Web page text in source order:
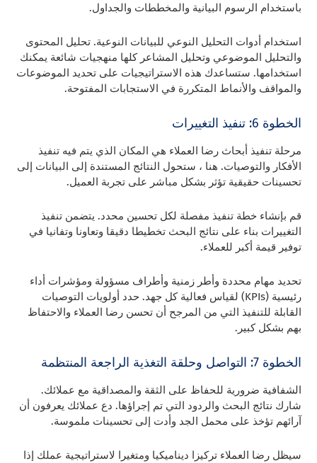
باستخدام الرسوم البيانية والمخططات والجداول.
استخدام أدوات التحليل النوعي للبيانات النوعية. تحليل المحتوى
والتحليل الموضوعي وتحليل المشاعر كلها منهجيات شائعة يمكنك
استخدامها. ستساعدك هذه الاستراتيجيات على تحديد الموضوعات
والمواقف والأنماط المتكررة في الاستجابات المفتوحة.
الخطوة 6: تنفيذ التغييرات
مرحلة تنفيذ أبحاث رضا العملاء هي المكان الذي يتم فيه تنفيذ
الأفكار والتوصيات. هنا ، ستحول النتائج المستندة إلى البيانات إلى
تحسينات حقيقية تؤثر بشكل مباشر على تجربة العميل.
قم بإنشاء خطة تنفيذ مفصلة لكل تحسين محدد. يتضمن تنفيذ
التغييرات بناء على نتائج البحث تخطيطا دقيقا وتعاونا وتفانيا في
توفير قيمة أكبر للعملاء.
تحديد مهام محددة وأطر زمنية وأطراف مسؤولة ومؤشرات أداء
رئيسية (KPIs) لقياس فعالية كل جهد. حدد أولويات التوصيات
القابلة للتنفيذ التي من المرجح أن تحسن رضا العملاء والاحتفاظ
بهم بشكل كبير.
الخطوة 7: التواصل وحلقة التغذية الراجعة المنتظمة
الشفافية ضرورية للحفاظ على الثقة والمصداقية مع عملائك.
شارك نتائج البحث والردود التي تم إجراؤها. دع عملائك يعرفون أن
آرائهم تؤخذ على محمل الجد وأدت إلى تحسينات ملموسة.
سيظل رضا العملاء تركيزا ديناميكيا ومتغيرا لاستراتيجية عملك إذا